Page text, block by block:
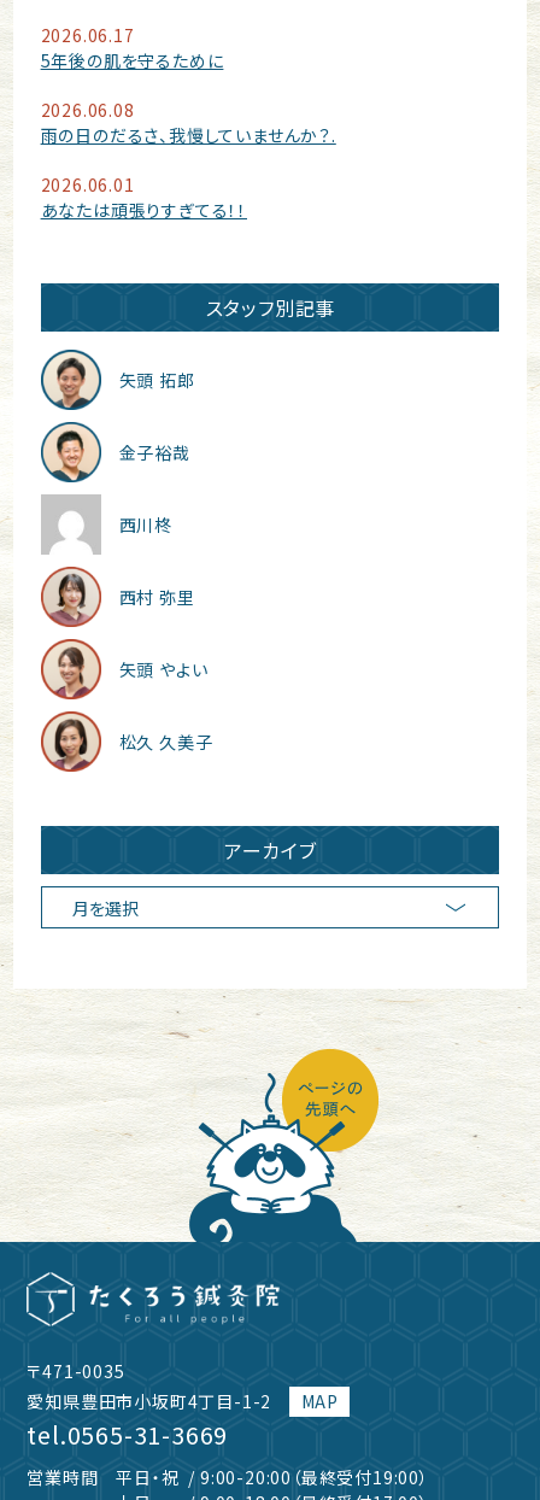
2026.06.17
5年後の肌を守るために
2026.06.08
雨の日のだるさ、我慢していませんか？.
2026.06.01
あなたは頑張りすぎてる！！
スタッフ別記事
矢頭 拓郎
金子裕哉
西川柊
西村 弥里
矢頭 やよい
松久 久美子
アーカイブ
〒471-0035
愛知県豊田市小坂町4丁目-1-2
MAP
tel.0565-31-3669
営業時間 平日・祝 / 9:00-20:00（最終受付19:00）